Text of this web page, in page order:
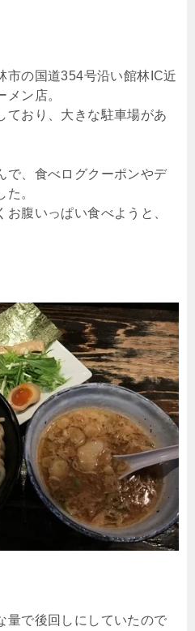
市の国道354号沿い館林IC近
メン店。
ており、大きな駐車場があ
で、食べログクーポンやデ
。
腹いっぱい食べようと、
量で後回しにしていたので